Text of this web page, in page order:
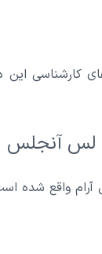
لس آنجلس
5 مایلی از